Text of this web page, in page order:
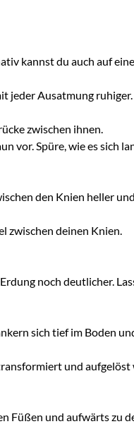
kannst du auch auf
jeder Ausatmung ruhiger.
zwischen ihnen.
vor. Spüre, wie es sich
den Knien heller
zwischen deinen Knien.
noch deutlicher.
sich tief im Boden
und aufgelöst
Füßen und aufwärts zu